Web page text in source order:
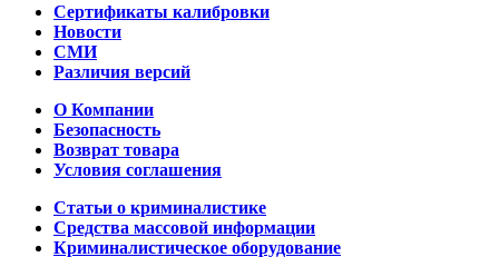
Сертификаты калибровки
Новости
СМИ
Различия версий
О Компании
Безопасность
Возврат товара
Условия соглашения
Статьи о криминалистике
Средства массовой информации
Криминалистическое оборудование